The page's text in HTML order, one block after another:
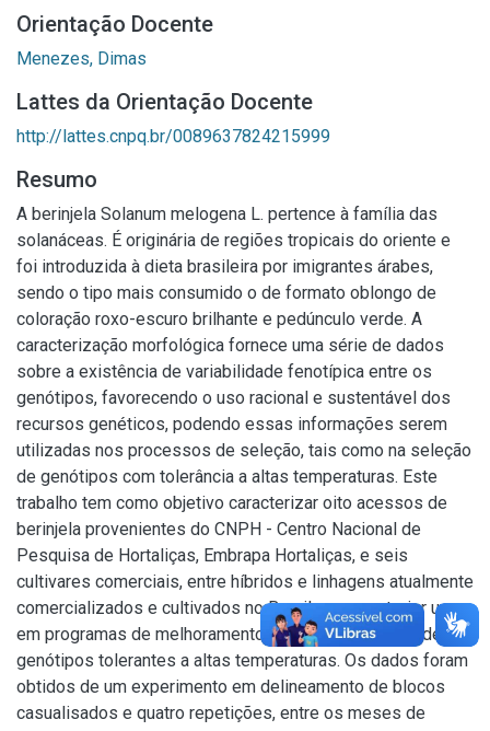
Orientação Docente
Menezes, Dimas
Lattes da Orientação Docente
http://lattes.cnpq.br/0089637824215999
Resumo
A berinjela Solanum melogena L. pertence à família das
solanáceas. É originária de regiões tropicais do oriente e
foi introduzida à dieta brasileira por imigrantes árabes,
sendo o tipo mais consumido o de formato oblongo de
coloração roxo-escuro brilhante e pedúnculo verde. A
caracterização morfológica fornece uma série de dados
sobre a existência de variabilidade fenotípica entre os
genótipos, favorecendo o uso racional e sustentável dos
recursos genéticos, podendo essas informações serem
utilizadas nos processos de seleção, tais como na seleção
de genótipos com tolerância a altas temperaturas. Este
trabalho tem como objetivo caracterizar oito acessos de
berinjela provenientes do CNPH - Centro Nacional de
Pesquisa de Hortaliças, Embrapa Hortaliças, e seis
cultivares comerciais, entre híbridos e linhagens atualmente
comercializados e cultivados no Brasil, para posterior uso
em programas de melhoramento visando à obtenção de
genótipos tolerantes a altas temperaturas. Os dados foram
obtidos de um experimento em delineamento de blocos
casualisados e quatro repetições, entre os meses de